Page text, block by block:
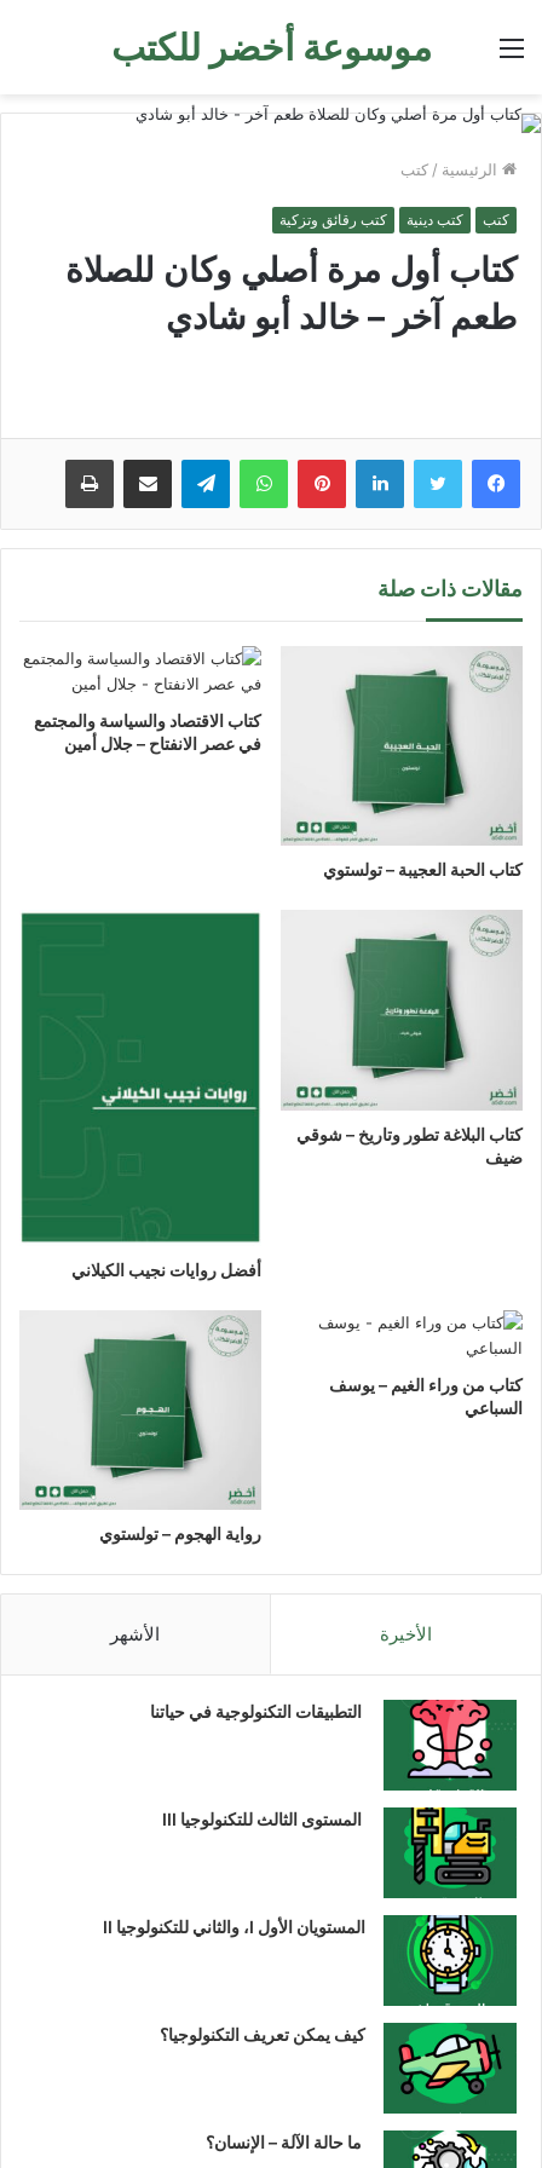
موسوعة أخضر للكتب القائمة
الرئيسية / كتب
كتب كتب دينية كتب رقائق وتزكية
كتاب أول مرة أصلي وكان للصلاة
طعم آخر – خالد أبو شادي
لينكدإن بينتيريستواتساب تيلقرام مشاركة عبر البريد طباعة
مقالات ذات صلة
كتاب الحبة العجيبة – تولستوي
كتاب الاقتصاد والسياسة والمجتمع
في عصر الانفتاح – جلال أمين
كتاب البلاغة تطور وتاريخ – شوقي
ضيف
أفضل روايات نجيب الكيلاني
كتاب من وراء الغيم – يوسف
السباعي
رواية الهجوم – تولستوي
الأخيرة الأشهر
التطبيقات التكنولوجية في حياتنا
المستوى الثالث للتكنولوجيا III
المستويان الأول I، والثاني للتكنولوجيا II
كيف يمكن تعريف التكنولوجيا؟
ما حالة الآلة – الإنسان؟